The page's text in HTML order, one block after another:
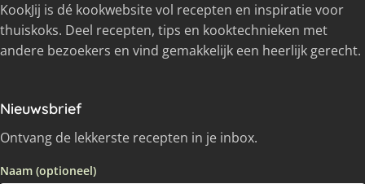
KookJij is dé kookwebsite vol recepten en inspiratie voor
thuiskoks. Deel recepten, tips en kooktechnieken met
andere bezoekers en vind gemakkelijk een heerlijk gerecht.
Nieuwsbrief
Ontvang de lekkerste recepten in je inbox.
Naam (optioneel)